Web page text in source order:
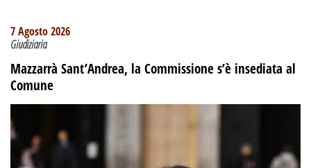
7 Agosto 2026
Giudiziaria
Mazzarrà Sant’Andrea, la Commissione s’è insediata al
Comune